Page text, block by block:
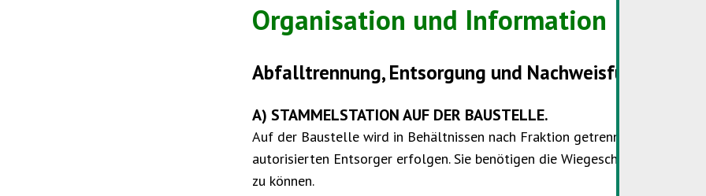
Organisation und Information
Abfalltrennung, Entsorgung und Nachweisführung
A) STAMMELSTATION AUF DER BAUSTELLE.
Auf der Baustelle wird in Behältnissen nach Fraktion getrennt und
autorisierten Entsorger erfolgen. Sie benötigen die Wiegescheine oder
zu können.